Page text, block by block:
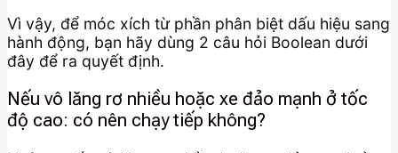
Vì vậy, để móc xích từ phần phân biệt dấu hiệu sang
hành động, bạn hãy dùng 2 câu hỏi Boolean dưới
đây để ra quyết định.
Nếu vô lăng rơ nhiều hoặc xe đảo mạnh ở tốc
độ cao: có nên chạy tiếp không?